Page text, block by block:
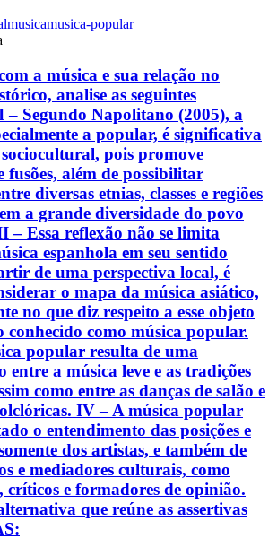
musicamusica-popular
a música e sua relação no
analise as seguintes
– Segundo Napolitano (2005), a
a popular, é significativa
pois promove
fusões, além de possibilitar
diversas etnias, classes e regiões
a grande diversidade do povo
– Essa reflexão não se limita
espanhola em seu sentido
de uma perspectiva local, é
o mapa da música asiático,
no que diz respeito a esse objeto
conhecido como música popular.
popular resulta de uma
entre a música leve e as tradições
como entre as danças de salão e
IV – A música popular
o entendimento das posições e
dos artistas, e também de
e mediadores culturais, como
críticos e formadores de opinião.
que reúne as assertivas